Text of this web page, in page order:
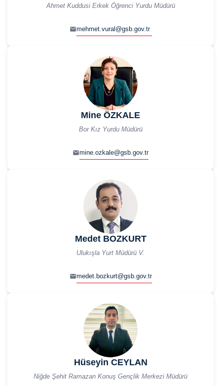
Ahmet Kuddusi Erkek Öğrenci Yurdu Müdürü
mehmet.vural@gsb.gov.tr
Mine ÖZKALE
Bor Kız Yurdu Müdürü
mine.ozkale@gsb.gov.tr
Medet BOZKURT
Ulukışla Yurt Müdürü V.
medet.bozkurt@gsb.gov.tr
Hüseyin CEYLAN
Niğde Şehit Ramazan Konuş Gençlik Merkezi Müdürü